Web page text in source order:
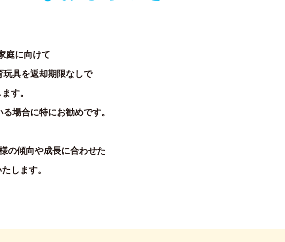
庭に向けて
玩具を返却期限なしで
す。
る場合に特にお勧めです。
の傾向や成長に合わせた
します。